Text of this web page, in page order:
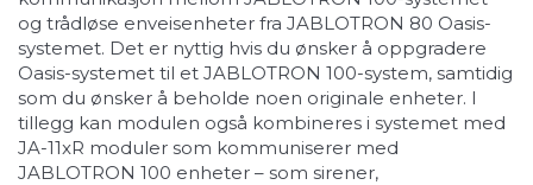
og trådløse enveisenheter fra JABLOTRON 80 Oasis-
systemet. Det er nyttig hvis du ønsker å oppgradere
Oasis-systemet til et JABLOTRON 100-system, samtidig
som du ønsker å beholde noen originale enheter. I
tillegg kan modulen også kombineres i systemet med
JA-11xR moduler som kommuniserer med
JABLOTRON 100 enheter – som sirener,